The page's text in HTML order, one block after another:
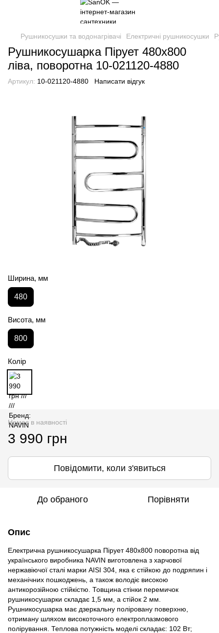
Рушникосушки та водонагрівачі Електричні рушникосушки
Рушникосушарка Пірует 480х800
ліва, поворотна 10-021120-4880
Артикул: 10-021120-4880 Написати відгук
Ширина, мм
480
Висота, мм
800
Колір
Немає в наявності
3 990 грн
Повідомити, коли з'явиться
До обраного Порівняти
Опис
Електрична рушникосушарка Пірует 480х800 поворотна від
українського виробника NAVIN виготовлена з харчової
нержавіючої сталі марки AISI 304, яка є стійкою до подряпин і
механічних пошкоджень, а також володіє високою
антикорозійною стійкістю. Товщина стінки перемичок
рушникосушарки складає 1,5 мм, а стійок 2 мм.
Рушникосушарка має дзеркальну поліровану поверхню,
отриману шляхом високоточного електроплазмового
полірування. Теплова потужність моделі складає: 102 Вт;